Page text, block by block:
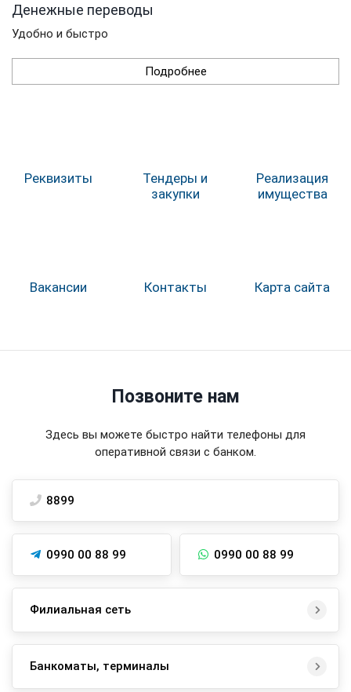
Денежные переводы
Удобно и быстро
Подробнее
Реквизиты
Тендеры и
закупки
Реализация
имущества
Вакансии Контакты Карта сайта
Позвоните нам
Здесь вы можете быстро найти телефоны для
оперативной связи с банком.
8899
0990 00 88 99 0990 00 88 99
Филиальная сеть
Банкоматы, терминалы